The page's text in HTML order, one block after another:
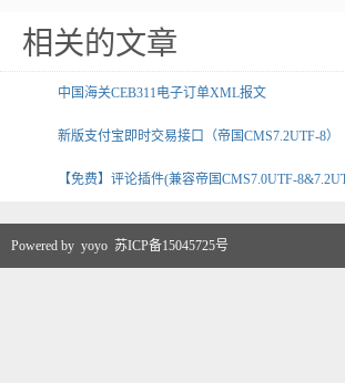
相关的文章
中国海关CEB311电子订单XML报文
新版支付宝即时交易接口（帝国CMS7.2UTF-8）
【免费】评论插件(兼容帝国CMS7.0UTF-
Powered by yoyo 苏ICP备15045725号